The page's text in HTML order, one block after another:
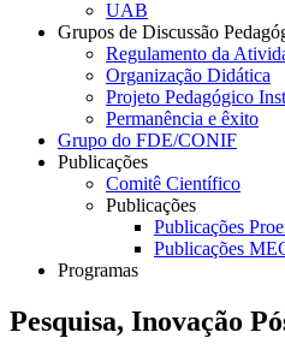
UAB
Grupos de Discussão
Regulamento da
Organização Didática
Projeto Pedagógico
Permanência e êxito
Grupo do FDE/CONIF
Publicações
Comitê Científico
Publicações
Publicações
Publicações
Programas
Pesquisa, Inovação